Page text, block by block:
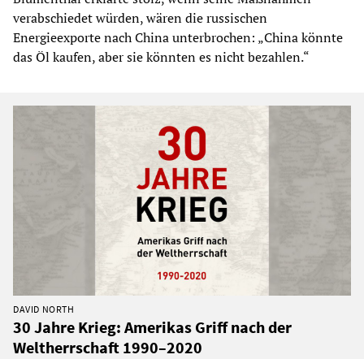
verabschiedet würden, wären die russischen
Energieexporte nach China unterbrochen: „China könnte
das Öl kaufen, aber sie könnten es nicht bezahlen.“
DAVID NORTH
30 Jahre Krieg: Amerikas Griff nach der
Weltherrschaft 1990–2020